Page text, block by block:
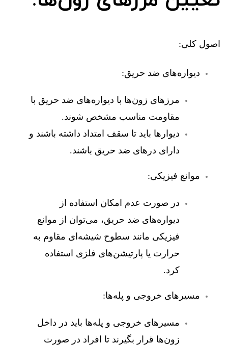
اصول کلی:
دیواره‌های ضد حریق:
مرزهای زون‌ها با دیواره‌های ضد حریق با
مقاومت مناسب مشخص شوند.
دیوارها باید تا سقف امتداد داشته باشند و
دارای درهای ضد حریق باشند.
موانع فیزیکی:
در صورت عدم امکان استفاده از
دیواره‌های ضد حریق، می‌توان از موانع
فیزیکی مانند سطوح شیشه‌ای مقاوم به
حرارت یا پارتیشن‌های فلزی استفاده
کرد.
مسیرهای خروجی و پله‌ها:
مسیرهای خروجی و پله‌ها باید در داخل
زون‌ها قرار بگیرند تا افراد در صورت